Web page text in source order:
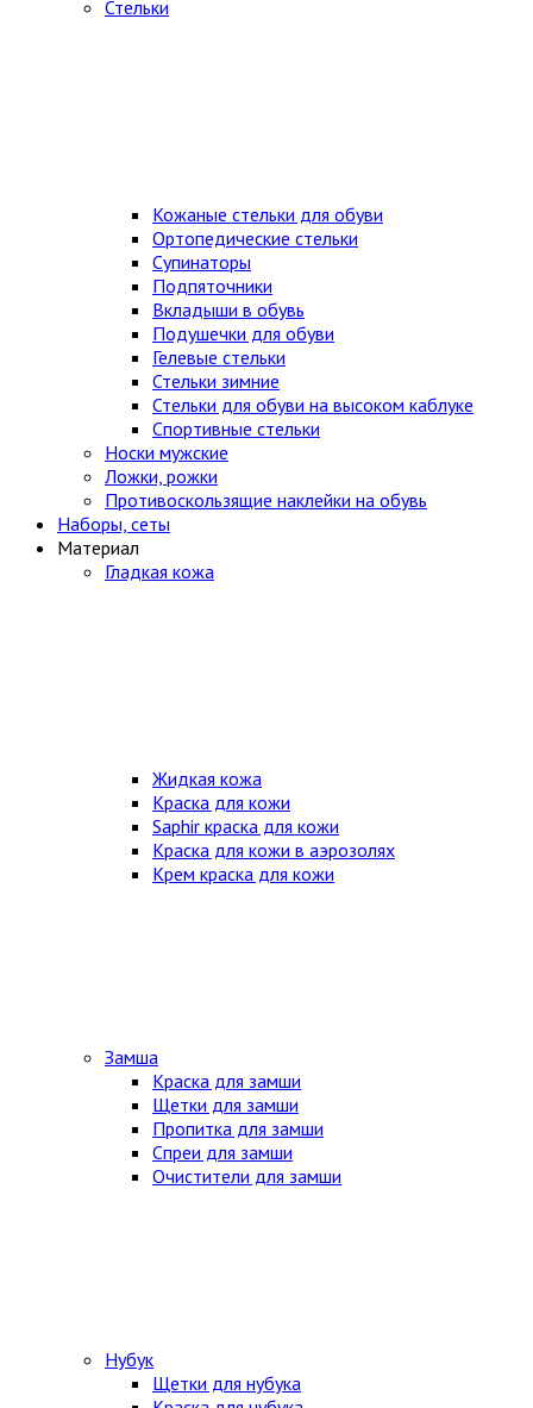
Стельки
Кожаные стельки для обуви
Ортопедические стельки
Супинаторы
Подпяточники
Вкладыши в обувь
Подушечки для обуви
Гелевые стельки
Стельки зимние
Стельки для обуви на высоком каблуке
Спортивные стельки
Носки мужские
Ложки, рожки
Противоскользящие наклейки на обувь
Наборы, сеты
Материал
Гладкая кожа
Жидкая кожа
Краска для кожи
Saphir краска для кожи
Краска для кожи в аэрозолях
Крем краска для кожи
Замша
Краска для замши
Щетки для замши
Пропитка для замши
Спреи для замши
Очистители для замши
Нубук
Щетки для нубука